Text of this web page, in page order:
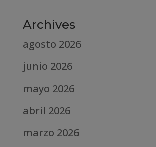
Archives
agosto 2026
junio 2026
mayo 2026
abril 2026
marzo 2026